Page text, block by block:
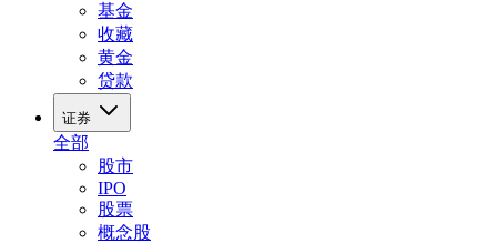
基金
收藏
黄金
贷款
证券
全部
股市
IPO
股票
概念股